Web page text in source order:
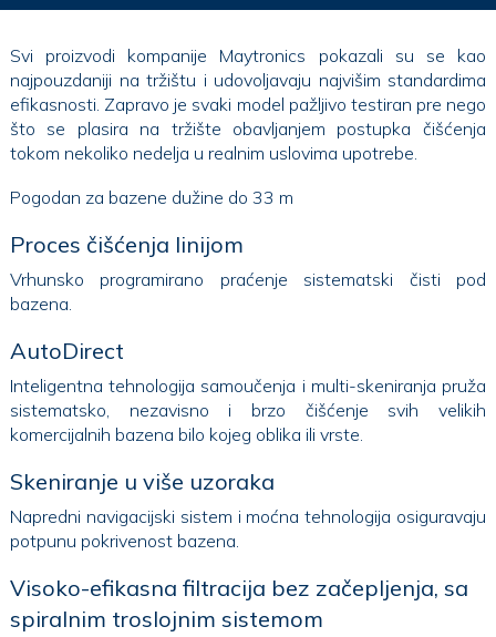
Svi proizvodi kompanije Maytronics pokazali su se kao
najpouzdaniji na tržištu i udovoljavaju najvišim standardima
efikasnosti. Zapravo je svaki model pažljivo testiran pre nego
što se plasira na tržište obavljanjem postupka čišćenja
tokom nekoliko nedelja u realnim uslovima upotrebe.
Pogodan za bazene dužine do 33 m
Proces čišćenja linijom
Vrhunsko programirano praćenje sistematski čisti pod
bazena.
AutoDirect
Inteligentna tehnologija samoučenja i multi-skeniranja pruža
sistematsko, nezavisno i brzo čišćenje svih velikih
komercijalnih bazena bilo kojeg oblika ili vrste.
Skeniranje u više uzoraka
Napredni navigacijski sistem i moćna tehnologija osiguravaju
potpunu pokrivenost bazena.
Visoko-efikasna filtracija bez začepljenja, sa
spiralnim troslojnim sistemom